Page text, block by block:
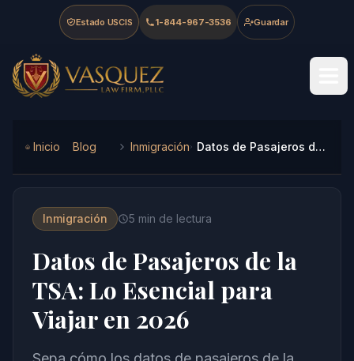
Skip to main content
Skip to navigation
Skip to footer
Estado USCIS 1-844-967-3536 Guardar
Vasquez Law Firm - Home
Inicio Blog Inmigración Datos de Pasajeros de la TSA: Lo Esencial para Viajar en 2026
Inmigración 5 min de lectura
Datos de Pasajeros de la
TSA: Lo Esencial para
Viajar en 2026